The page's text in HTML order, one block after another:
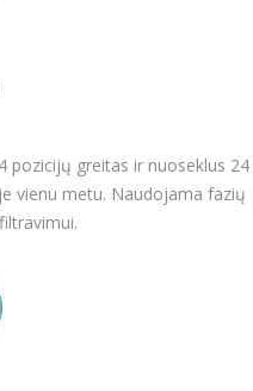
pozicijų greitas ir nuoseklus 24
vienu metu. Naudojama fazių